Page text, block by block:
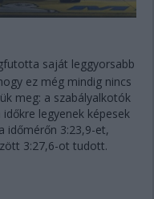
saját leggyorsabb
ez még mindig nincs
meg: a szabályalkotók
legyenek képesek
időmérőn 3:23,9-et,
3:27,6-ot tudott.